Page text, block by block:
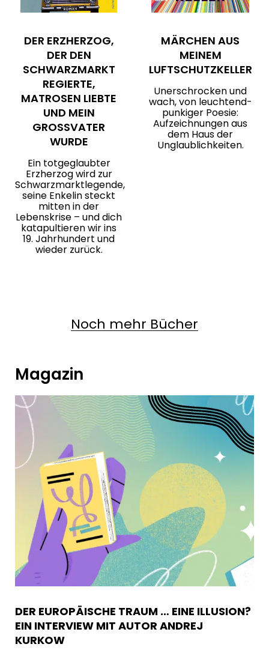
DER ERZHERZOG,
DER DEN
SCHWARZMARKT
REGIERTE,
MATROSEN LIEBTE
UND MEIN
GROSSVATER W
URDE
Ein totgeglaubter
Erzherzog wird zur
Schwarzmarktlegende,
seine Enkelin steckt
mitten in der
Lebenskrise – und dich
katapultieren wir ins
19. Jahrhundert und
wieder zurück.
MÄRCHEN AUS
MEINEM
LUFTSCHUTZKELLER
Unerschrocken und
wach, von leuchtend-
punkiger Poesie:
Aufzeichnungen aus
dem Haus der
Unglaublichkeiten.
Noch mehr Bücher
Magazin
DER EUROPÄISCHE TRAUM … EINE ILLUSION?
EIN INTERVIEW MIT AUTOR ANDREJ
KURKOW